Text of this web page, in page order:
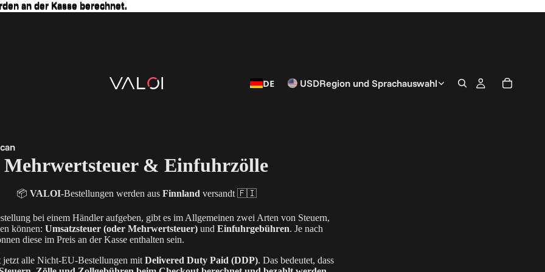
an der Kasse berechnet.
an der Kasse berechnet.
DE USDRegion und Sprachauswahl
Mehrwertsteuer & Einfuhrzölle
📦 VALOI-Bestellungen werden aus Finnland versandt 🇫🇮
bei einem Händler aufgeben, gibt es im Allgemeinen zwei Arten von Steuern,
können: Umsatzsteuer (oder Mehrwertsteuer) und Einfuhrgebühren. Je nach
diese im Preis an der Kasse enthalten sein.
alle Nicht-EU-Bestellungen mit Delivered Duty Paid (DDP). Das bedeutet, dass